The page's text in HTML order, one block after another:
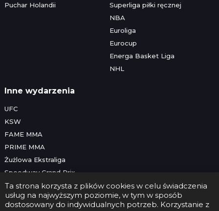
Ta strona korzysta z plików cookies w celu świadczenia
usług na najwyższym poziomie, w tym w sposób
dostosowany do indywidualnych potrzeb. Korzystanie z
Puchar Holandii
Superliga piłki ręcznej
NBA
Euroliga
Eurocup
Energa Basket Liga
NHL
Inne wydarzenia
UFC
KSW
FAME MMA
PRIME MMA
Żużlowa Ekstraliga
Speedway Grand Prix
Skoki narciarskie